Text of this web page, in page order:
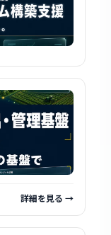
詳細を見る →